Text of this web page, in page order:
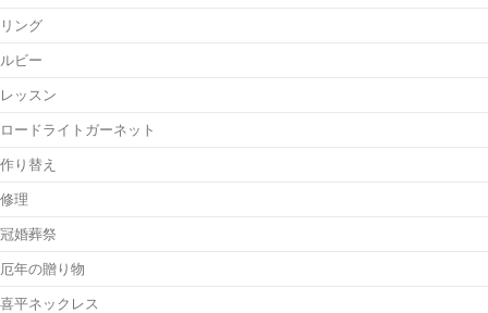
リング
ルビー
レッスン
ロードライトガーネット
作り替え
修理
冠婚葬祭
厄年の贈り物
喜平ネックレス